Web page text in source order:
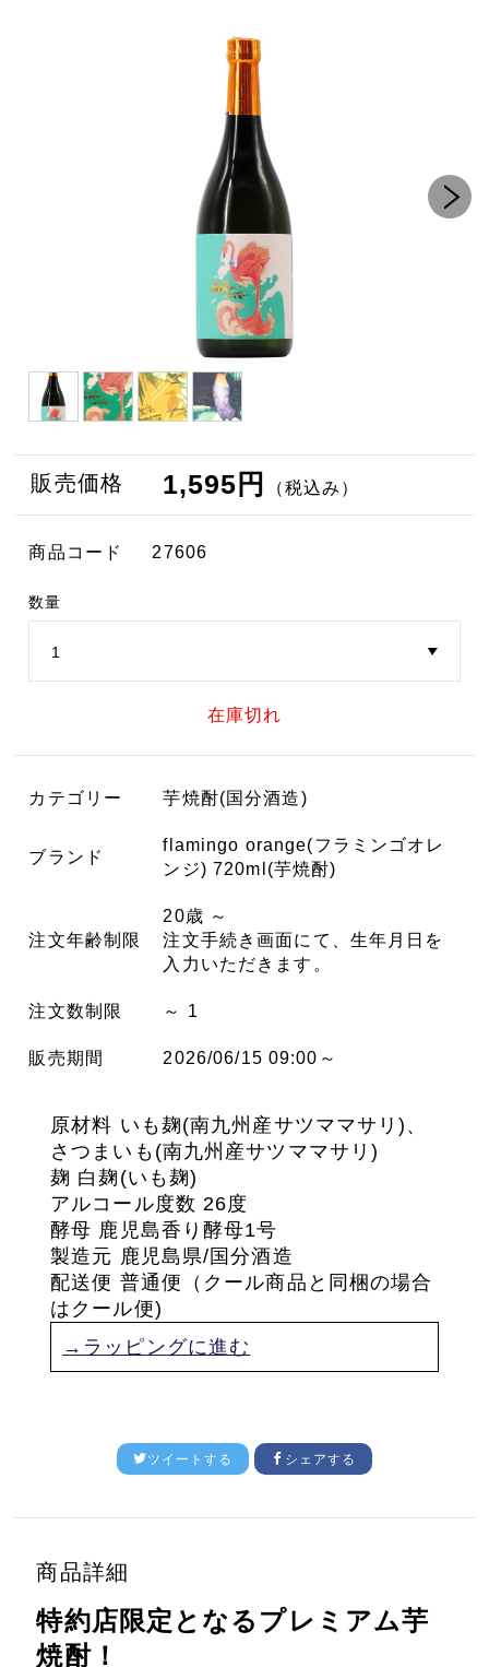
販売価格 1,595円 （税込み）
商品コード 27606
数量
在庫切れ
カテゴリー 芋焼酎(国分酒造)
ブランド
flamingo orange(フラミンゴオレ
ンジ) 720ml(芋焼酎)
注文年齢制限
20歳 ～
注文手続き画面にて、生年月日を
入力いただきます。
注文数制限 ～ 1
販売期間 2026/06/15 09:00～
原材料 いも麹(南九州産サツママサリ)、
さつまいも(南九州産サツママサリ)
麹 白麹(いも麹)
アルコール度数 26度
酵母 鹿児島香り酵母1号
製造元 鹿児島県/国分酒造
配送便 普通便（クール商品と同梱の場合
はクール便)
→ラッピングに進む
ツイートする シェアする
商品詳細
特約店限定となるプレミアム芋
焼酎！